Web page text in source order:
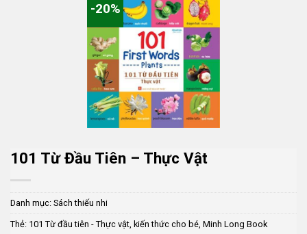
-20%
101 Từ Đầu Tiên – Thực Vật
Danh mục: Sách thiếu nhi
Thẻ: 101 Từ đầu tiên - Thực vật kiến thức cho bé Minh Long Book